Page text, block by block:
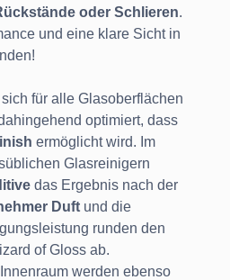
oder Schlieren.
und eine klare Sicht in
für alle Glasoberflächen
optimiert, dass
ermöglicht wird. Im
Glasreinigern
das Ergebnis nach der
Duft und die
runden den
of Gloss ab.
werden ebenso